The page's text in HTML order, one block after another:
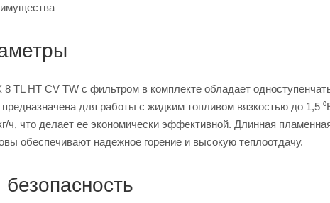
8 TL HT CV TW с фильтром в комплекте обладает
для работы с жидким топливом вязкостью до 1,5
ч, что делает ее экономически эффективной. Длинная
обеспечивают надежное горение и высокую теплоотдачу.